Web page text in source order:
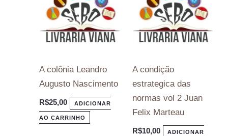
A colônia Leandro
Augusto Nascimento
R$25,00 ADICIONAR
AO CARRINHO
A condição
estrategica das
normas vol 2 Juan
Felix Marteau
R$10,00 ADICIONAR